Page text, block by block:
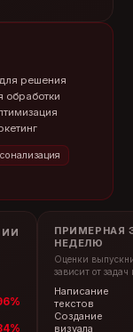
решения
обработки
ИИ
ПРИМЕРНАЯ
НЕДЕЛЮ
Оценки
зависит от
Написание
текстов
Создание
визуала